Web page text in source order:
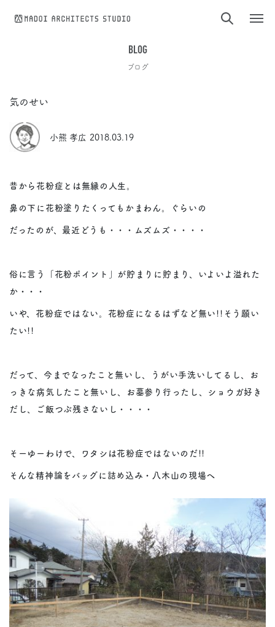
BLOG
ブログ
気のせい
小熊 孝広 2018.03.19
昔から花粉症とは無縁の人生。
鼻の下に花粉塗りたくってもかまわん。ぐらいの
だったのが、最近どうも・・・ムズムズ・・・・
俗に言う「花粉ポイント」が貯まりに貯まり、いよいよ溢れた
か・・・
いや、花粉症ではない。花粉症になるはずなど無い!!そう願い
たい!!
だって、今までなったこと無いし、うがい手洗いしてるし、お
っきな病気したこと無いし、お墓参り行ったし、ショウガ好き
だし、ご飯つぶ残さないし・・・・
そーゆーわけで、ワタシは花粉症ではないのだ!!
そんな精神論をバッグに詰め込み・八木山の現場へ